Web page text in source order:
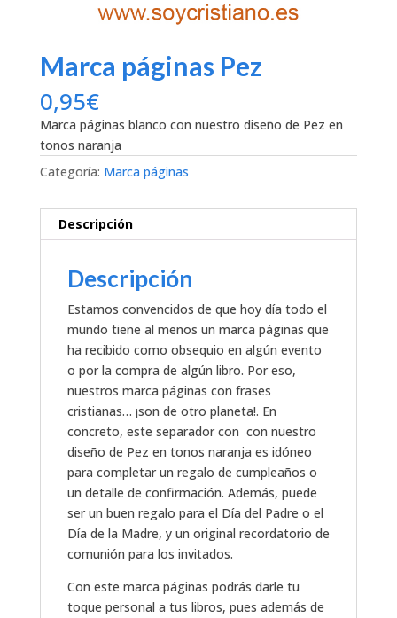
Marca páginas Pez
0,95€
Marca páginas blanco con nuestro diseño de Pez en
tonos naranja
Categoría: Marca páginas
Descripción
Descripción
Estamos convencidos de que hoy día todo el
mundo tiene al menos un marca páginas que
ha recibido como obsequio en algún evento
o por la compra de algún libro. Por eso,
nuestros marca páginas con frases
cristianas… ¡son de otro planeta!. En
concreto, este separador con con nuestro
diseño de Pez en tonos naranja es idóneo
para completar un regalo de cumpleaños o
un detalle de confirmación. Además, puede
ser un buen regalo para el Día del Padre o el
Día de la Madre, y un original recordatorio de
comunión para los invitados.
Con este marca páginas podrás darle tu
toque personal a tus libros, pues además de